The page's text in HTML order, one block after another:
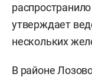
утверждает
нескольких
В районе